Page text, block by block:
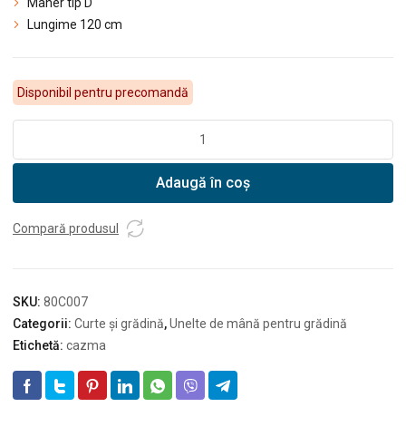
Lungime 120 cm
Disponibil pentru precomandă
Cazma
de
Adaugă în coș
Compară produsul
SKU: 80C007
Categorii: Curte și grădină,Unelte de mână pentru grădină
Etichetă: cazma